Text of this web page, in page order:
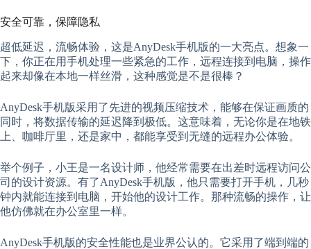
安全可靠，保障隐私
超低延迟，流畅体验，这是AnyDesk手机版的一大亮点。想象一
下，你正在用手机处理一些紧急的工作，远程连接到电脑，操作
起来却像在本地一样丝滑，这种感觉是不是很棒？
AnyDesk手机版采用了先进的视频压缩技术，能够在保证画质的
同时，将数据传输的延迟降到极低。这意味着，无论你是在地铁
上、咖啡厅里，还是家中，都能享受到无缝的远程办公体验。
举个例子，小王是一名设计师，他经常需要在出差时远程访问公
司的设计资源。有了AnyDesk手机版，他只需要打开手机，几秒
钟内就能连接到电脑，开始他的设计工作。那种流畅的操作，让
他仿佛就在办公室里一样。
AnyDesk手机版的安全性能也是业界公认的。它采用了端到端的